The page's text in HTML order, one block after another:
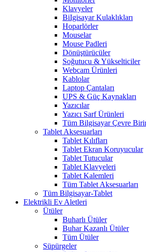
Klavyeler
BiIgisayar Kulaklıkları
Hoparlörler
Mouselar
Mouse Padleri
Dönüştürücüler
Soğutucu & Yükselticiler
Webcam Ürünleri
Kablolar
Laptop Çantaları
UPS & Güç Kaynakları
Yazıcılar
Yazıcı Sarf Ürünleri
Tüm Bilgisayar Çevre
Tablet Aksesuarları
Tablet Kılıfları
Tablet Ekran Koruyucular
Tablet Tutucular
Tablet Klavyeleri
Tablet Kalemleri
Tüm Tablet Aksesuarları
Tüm Bilgisayar-Tablet
Elektrikli Ev Aletleri
Ütüler
Buharlı Ütüler
Buhar Kazanlı Ütüler
Tüm Ütüler
Süpürgeler